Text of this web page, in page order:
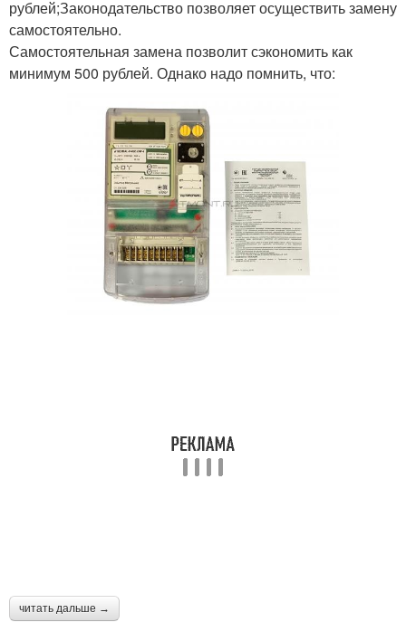
рублей;Законодательство позволяет осуществить замену
самостоятельно.
Самостоятельная замена позволит сэкономить как
минимум 500 рублей. Однако надо помнить, что:
читать дальше →